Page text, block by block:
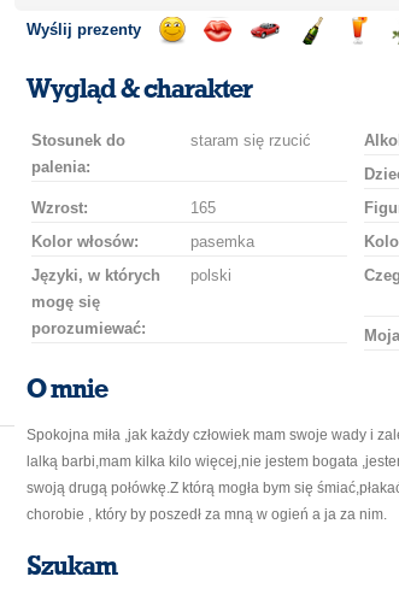
Wyślij prezenty
uśmiechbuziaka
Wygląd & charakter
Stosunek do
palenia:
staram się rzucić
Wzrost:
165
Kolor włosów:
pasemka
Języki, w których
mogę się
porozumiewać:
polski
O mnie
Spokojna miła ,jak każdy człowiek mam swoje wady i
lalką barbi,mam kilka kilo więcej,nie jestem bogata
swoją drugą połówkę.Z którą mogła bym się
chorobie , który by poszedł za mną w ogień a ja za nim.
Szukam